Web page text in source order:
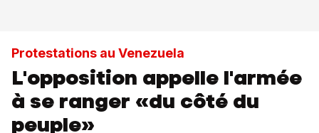
Protestations au Venezuela
L'opposition appelle l'armée
à se ranger «du côté du
peuple»